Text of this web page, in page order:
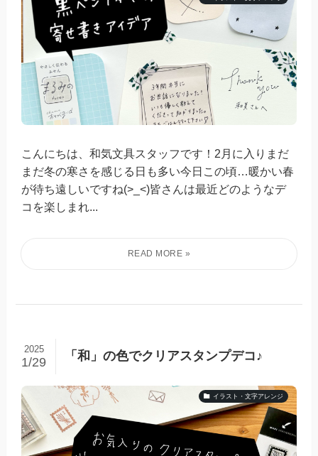
こんにちは、和気文具スタッフです！2月に入りまだ
まだ冬の寒さを感じる日も多い今日この頃…暖かい春
が待ち遠しいですね(>_<)皆さんは最近どのようなデ
コを楽しまれ...
「和」の色でクリアスタンプデコ♪
2025
1/29
イラスト・文字アレンジ